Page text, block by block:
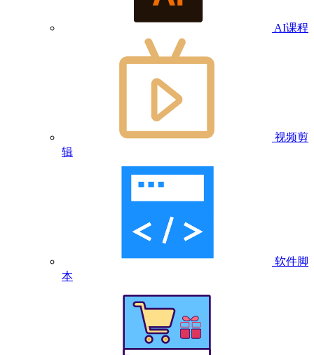
AI课程
视频剪
辑
软件脚
本